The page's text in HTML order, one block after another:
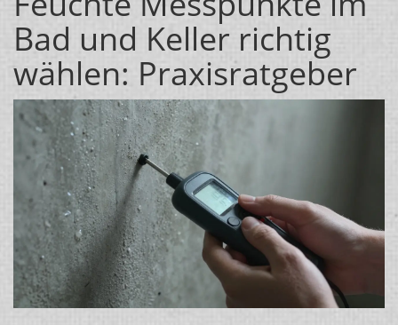
Bad und Keller richtig
wählen: Praxisratgeber